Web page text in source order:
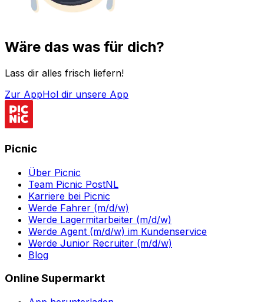
Wäre das was für dich?
Lass dir alles frisch liefern!
Zur AppHol dir unsere App
Picnic
Über Picnic
Team Picnic PostNL
Karriere bei Picnic
Werde Fahrer (m/d/w)
Werde Lagermitarbeiter (m/d/w)
Werde Agent (m/d/w) im Kundenservice
Werde Junior Recruiter (m/d/w)
Blog
Online Supermarkt